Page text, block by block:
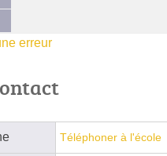
erreur
Téléphoner à l'école